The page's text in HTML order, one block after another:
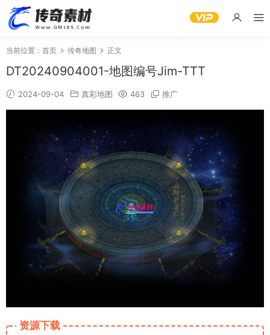
当前位置： 首页 传奇地图 正文
DT20240904001-地图编号Jim-TTT
2024-09-04 真彩地图 463 推广
资源下载